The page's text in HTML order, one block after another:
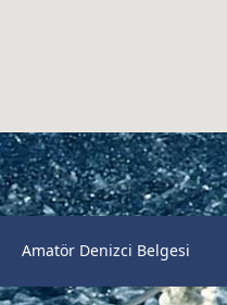
Amatör Denizci Belgesi